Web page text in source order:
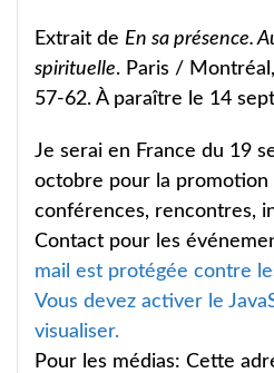
Extrait de En sa présence.
spirituelle. Paris /
57-62. À paraître le 14
Je serai en France du 19
octobre pour la promotion
conférences, rencontres,
Contact pour les
mail est protégée contre
Vous devez activer le
visualiser.
Pour les médias: Cette